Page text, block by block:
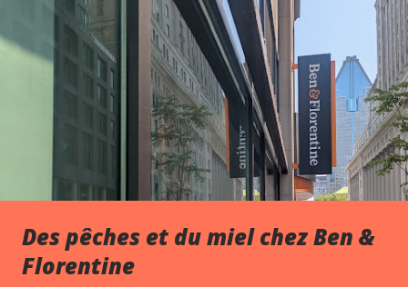
Des pêches et du miel chez Ben &
Florentine